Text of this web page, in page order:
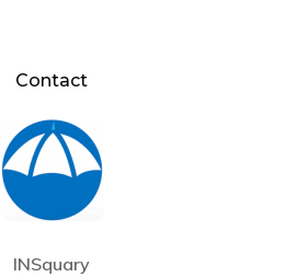
Contact
INSquary